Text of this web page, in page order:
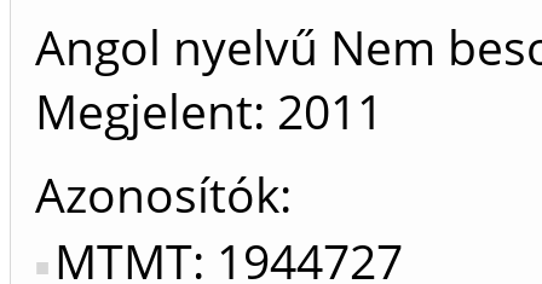
Angol nyelvű Nem
Megjelent: 2011
Azonosítók
MTMT: 1944727